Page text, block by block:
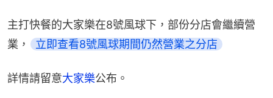
主打快餐的大家樂在8號風球下，部份分店會繼續營
業，
立即查看8號風球期間仍然營業之分店
詳情請留意大家樂公布。